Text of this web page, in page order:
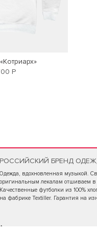
Р
РОССИЙСКИЙ БРЕНД
Одежда, вдохновленная музыкой.
оригинальным лекалам отшиваем в
Качественные футболки из 100%
на фабрике Textiller. Гарантия на